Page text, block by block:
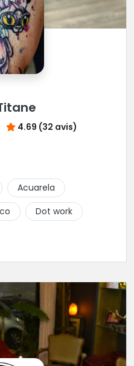
4.69 (32 avis)
Acuarela
Dot work